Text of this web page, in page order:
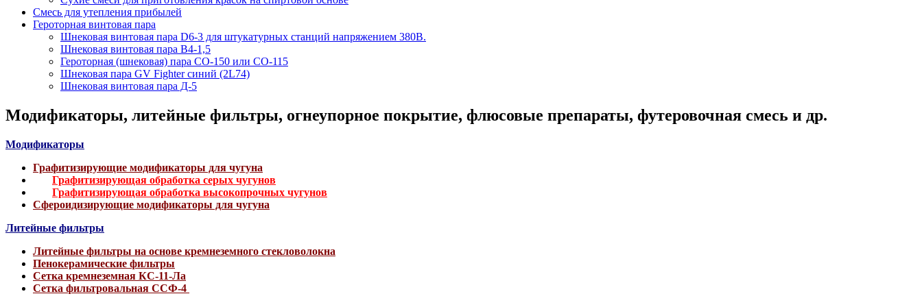
Смесь для утепления прибылей
Героторная винтовая пара
Шнековая винтовая пара D6-3 для штукатурных станций напряжением 380В.
Шнековая винтовая пара В4-1,5
Героторная (шнековая) пара СО-150 или СО-115
Шнековая пара GV Fighter синий (2L74)
Шнековая винтовая пара Д-5
Модификаторы, литейные фильтры, огнеупорное покрытие, флюсовые препараты, футеровочная смесь и др.
Модификаторы
Графитизирующие модификаторы для чугуна
Графитизирующая обработка серых чугунов
Графитизирующая обработка высокопрочных чугунов
Сфероидизирующие модификаторы для чугуна
Литейные фильтры
Литейные фильтры на основе кремнеземного стекловолокна
Пенокерамические фильтры
Сетка кремнеземная КС-11-Ла
Сетка фильтровальная ССФ-4